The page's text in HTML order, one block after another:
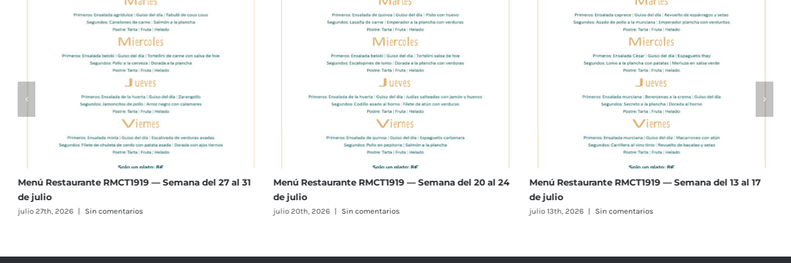
Menú Restaurante RMCT1919 — Semana del 20 al 24
de julio
julio 20th, 2026 | Sin comentarios
Menú Restaurante RMCT1919 — Semana del 13 al 17
de julio
julio 13th, 2026 Sin comentarios
Menú Restaurante RMCT1919 — Semana del 6 al 10 de
julio
julio 6th, 2026